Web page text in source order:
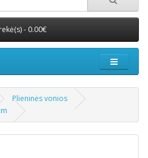
- 0.00€
Plieninės vonios